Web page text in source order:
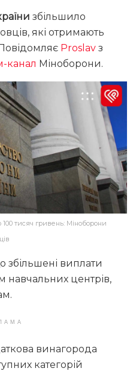
збільшило
які отримають
Proslav з
канал Міноборони.
тисяч гривень: Міноборони
збільшені виплати
навчальних центрів,
винагорода
категорій